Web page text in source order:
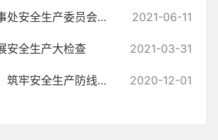
高场街道办事处安全生产委员会关于做好高温和汛期时期安全生产工作的通知 2021-06-11
安全生产大检查 2021-03-31
高场办事处：筑牢安全生产防线，护航高质量发展 2020-12-01